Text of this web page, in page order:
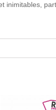
inimitables,